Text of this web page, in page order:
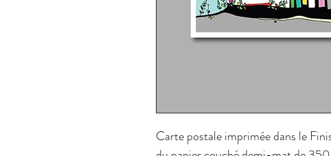
Carte postale imprimée dans le